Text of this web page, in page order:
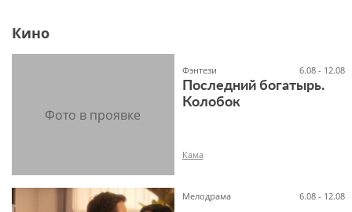
Кино
Фэнтези 6.08 - 12.08
Последний богатырь.
Колобок
Кама
Мелодрама 6.08 - 12.08